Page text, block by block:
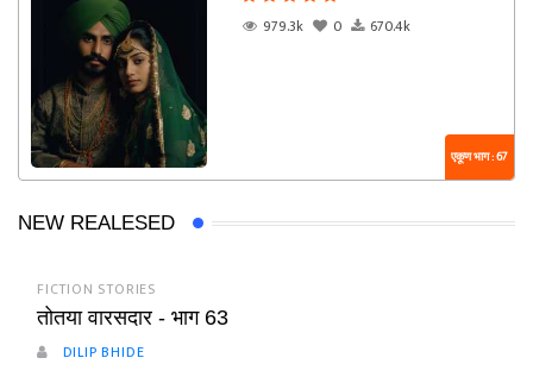
979.3k
0 670.4k
एकूण भाग : 67
NEW REALESED
FICTION STORIES
तोतया वारसदार - भाग 63
DILIP BHIDE